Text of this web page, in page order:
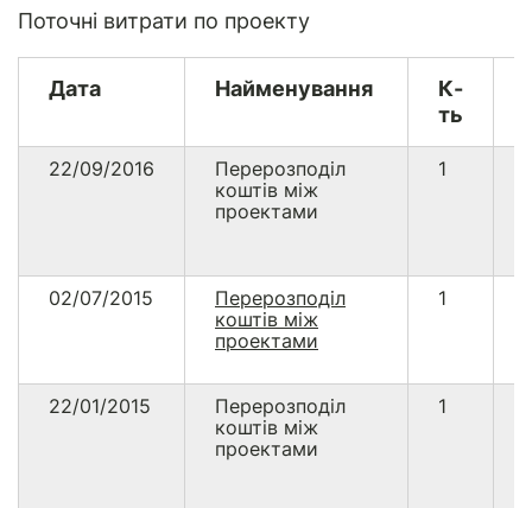
Поточні витрати по проекту
Дата Найменування
К-
ть
22/09/2016
Перерозподіл
коштів між
проектами
1
02/07/2015
Перерозподіл
коштів між
проектами
1
22/01/2015
Перерозподіл
коштів між
проектами
1